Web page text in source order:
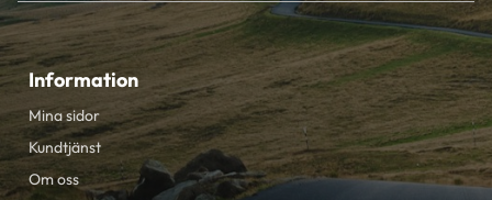
Information
Mina sidor
Kundtjänst
Om oss